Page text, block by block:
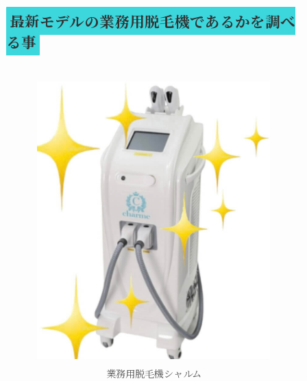
最新モデルの業務用脱毛機であるかを調べ
る事
業務用脱毛機シャルム